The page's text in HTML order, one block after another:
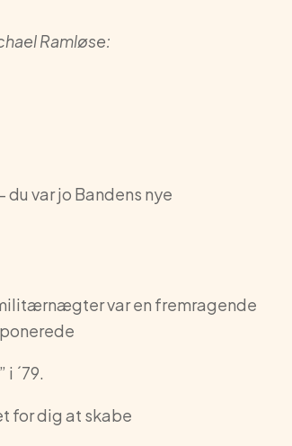
Ramløse:
var jo Bandens nye
var en fremragende
´79.
for dig at skabe